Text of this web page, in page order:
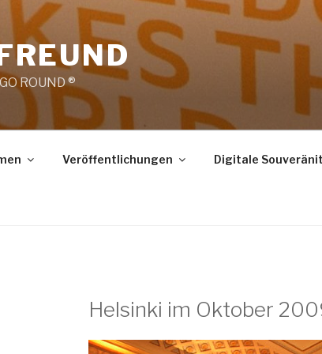
ROUND ®
Veröffentlichungen Digitale
Helsinki im Oktober